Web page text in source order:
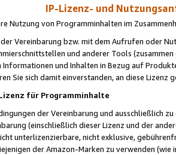
IP-Lizenz- und
Nutzung von Programminhalten im
Vereinbarung bzw. mit dem Aufrufen oder
und anderer Tools (zusammen
Informationen und Inhalten in Bezug auf
Sie sich damit einverstanden, an diese Lizenz
für Programminhalte
der Vereinbarung und ausschließlich
(einschließlich dieser Lizenz und der
unterlizenzierbare, nicht exklusive,
der Amazon-Marken zu verwenden